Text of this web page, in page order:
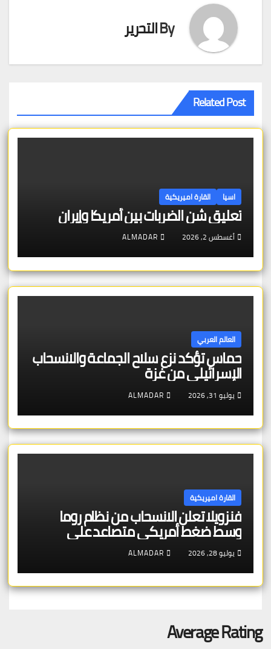
Byالتحرير
Related Post
اسيا القارة اميريكية
تعليق شن الضربات بين أمريكا وإيران
أغسطس 2, 2026 ALMADAR
العالم العربي
حماس تؤكد نزع سلاح الجماعة والانسحاب
الإسرائيلي من غزة
يوليو 31, 2026 ALMADAR
القارة اميريكية
فنزويلا تعلن الانسحاب من نظام روما
وسط ضغط أمريكي متصاعد على
المحكمة
يوليو 28, 2026 ALMADAR
Average Rating